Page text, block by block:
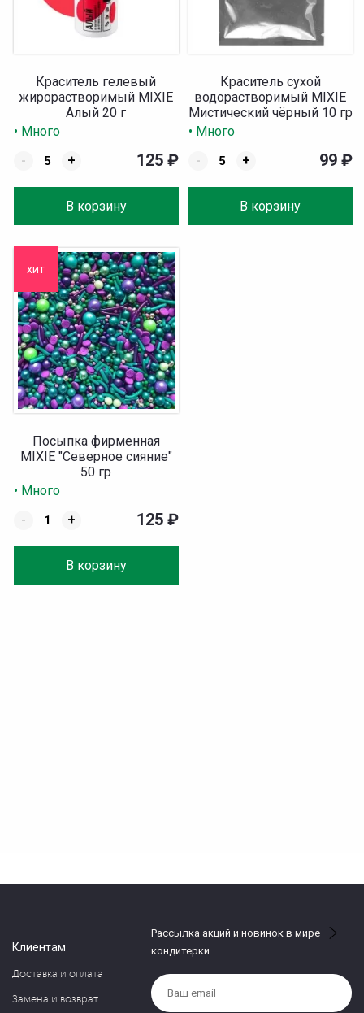
Краситель гелевый
жирорастворимый MIXIE
Алый 20 г
• Много
-
+
В корзину
125 ₽
Краситель сухой
водорастворимый MIXIE
Мистический чёрный 10 гр
• Много
-
+
В корзину
99 ₽
хит
Посыпка фирменная
MIXIE "Северное сияние"
50 гр
• Много
-
+
В корзину
125 ₽
Клиентам
Доставка и оплата
Замена и возврат
Рассылка акций и новинок в мире
кондитерки